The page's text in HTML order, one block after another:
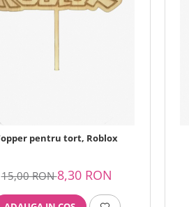
pentru tort, Roblox
15,00 RON8,30 RON